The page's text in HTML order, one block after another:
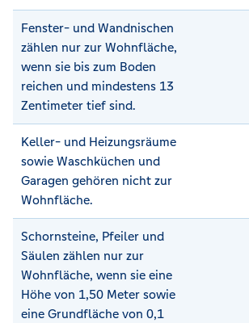
Fenster- und Wandnischen
zählen nur zur Wohnfläche,
wenn sie bis zum Boden
reichen und mindestens 13
Zentimeter tief sind.
Keller- und Heizungsräume
sowie Waschküchen und
Garagen gehören nicht zur
Wohnfläche.
Schornsteine, Pfeiler und
Säulen zählen nur zur
Wohnfläche, wenn sie eine
Höhe von 1,50 Meter sowie
eine Grundfläche von 0,1